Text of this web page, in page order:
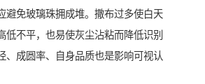
避免玻璃珠拥成堆。撒布过多使白天
低不平，也易使灰尘沾粘而降低识别
、成圆率、自身品质也是影响可视认